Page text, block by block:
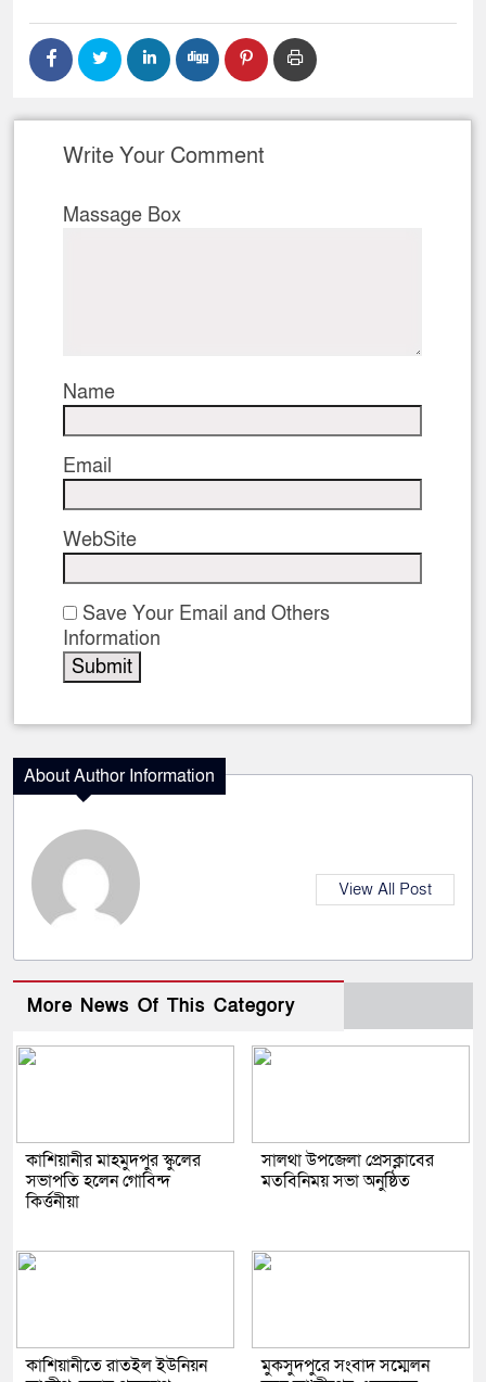
Write Your Comment
Massage Box
Name
Email
WebSite
Save Your Email and Others
Information
About Author Information
View All Post
More News Of This Category
কাশিয়ানীর মাহমুদপুর স্কুলের
সভাপতি হলেন গোবিন্দ
কির্ত্তনীয়া
সালথা উপজেলা প্রেসক্লাবের
মতবিনিময় সভা অনুষ্ঠিত
কাশিয়ানীতে রাতইল ইউনিয়ন
মুকসুদপুরে সংবাদ সম্মেলন